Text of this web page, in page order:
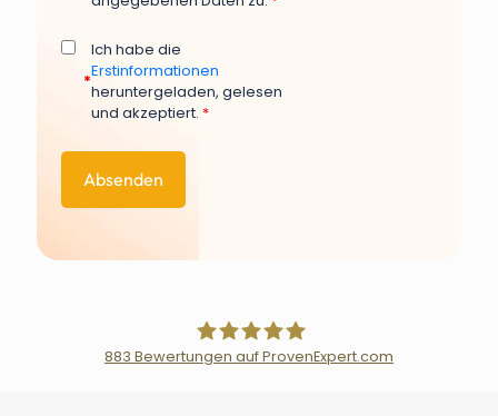
*
Ich habe die
Erstinformationen
heruntergeladen, gelesen
und akzeptiert. *
883 Bewertungen auf ProvenExpert.com